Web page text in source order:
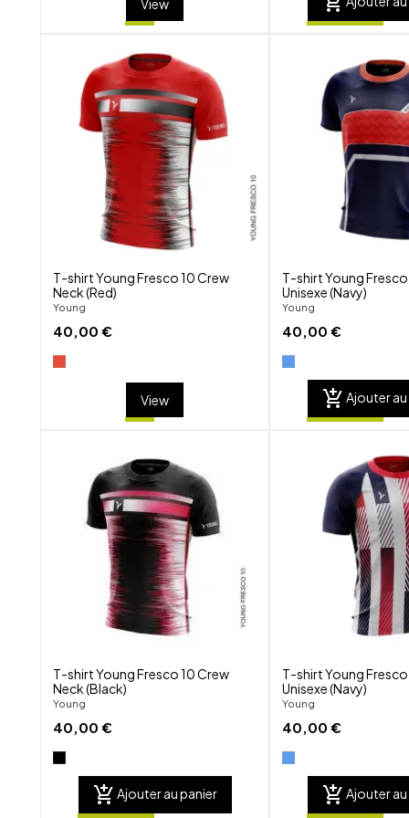
View
T-shirt Young Fresco 10 Crew
Neck (Red)
Young
40,00 €
View
T-shirt Young
Unisexe (Navy)
Young
40,00 €
add_shopping_cart Ajouter
T-shirt Young Fresco 10 Crew
Neck (Black)
Young
40,00 €
add_shopping_cart Ajouter au panier
T-shirt Young
Unisexe (Navy)
Young
40,00 €
add_shopping_cart Ajouter